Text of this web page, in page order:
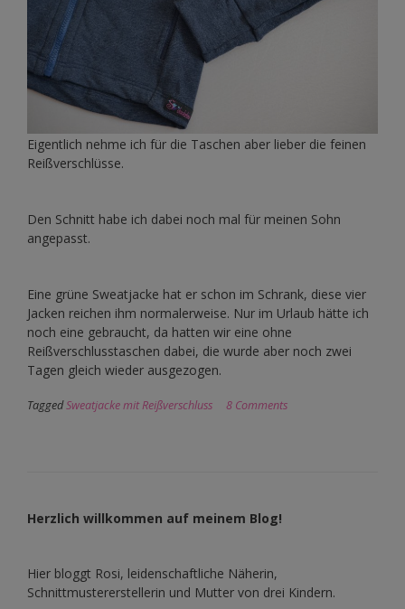
Eigentlich nehme ich für die Taschen aber lieber die feinen
Reißverschlüsse.
Den Schnitt habe ich dabei noch mal für meinen Sohn
angepasst.
Eine grüne Sweatjacke hat er schon im Schrank, diese vier
Jacken reichen ihm normalerweise. Nur im Urlaub hätte ich
noch eine gebraucht, da hatten wir eine ohne
Reißverschlusstaschen dabei, die wurde aber noch zwei
Tagen gleich wieder ausgezogen.
TaggedSweatjacke mit Reißverschluss 8 Comments
Herzlich willkommen auf meinem Blog!
Hier bloggt Rosi, leidenschaftliche Näherin,
Schnittmustererstellerin und Mutter von drei Kindern.